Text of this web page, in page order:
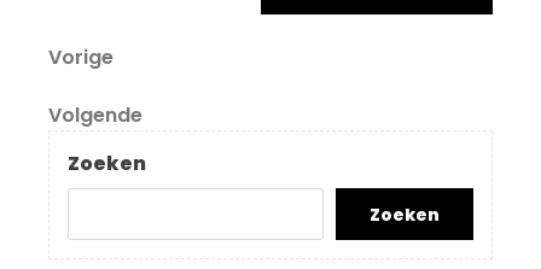
Berichtnavigatie
Vorig
Vorige
Volgend
bericht
Volgende
Zoeken
Zoeken